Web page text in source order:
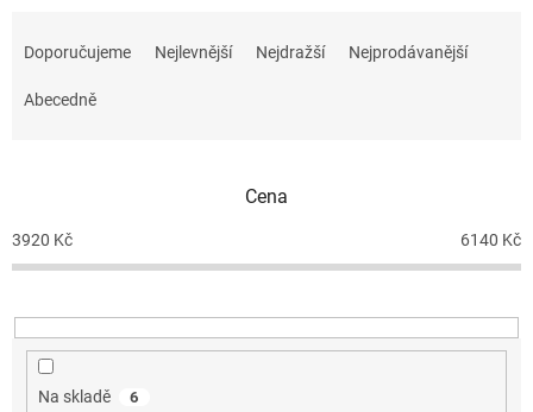
o
d
k
t
Doporučujeme Nejlevnější Nejdražší Nejprodávanější
Abecedně
Cena
3920 Kč 6140 Kč
Na skladě 6